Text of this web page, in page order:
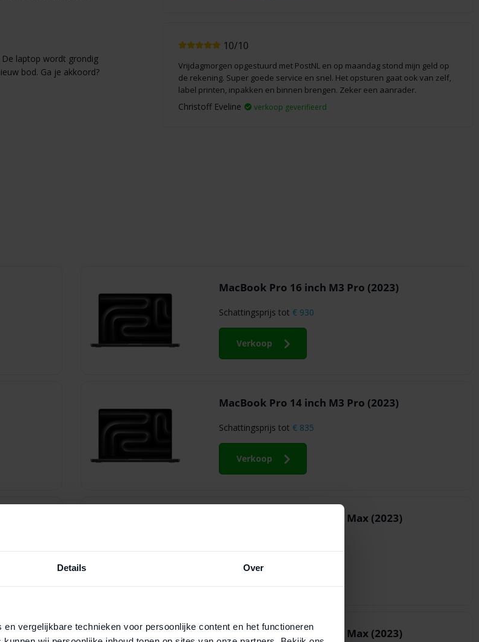
Details Over
vergelijkbare technieken voor persoonlijke content en het functioneren
laptop wordt grondig
bod. Ga je akkoord?
10/10
Vrijdagmorgen opgestuurd met PostNL en op maandag stond mijn geld op
de rekening. Super goede service en snel. Het opsturen gaat ook van zelf,
label printen, inpakken en binnen brengen. Zeker een aanrader.
Christoff Eveline verkoop geverifieerd
MacBook Pro 16 inch M3 Pro (2023)
Schattingsprijs tot € 930
Verkoop
MacBook Pro 14 inch M3 Pro (2023)
Schattingsprijs tot € 835
Verkoop
MacBook Pro 16 inch M2 Max (2023)
Verkoop
MacBook Pro 14 inch M2 Max (2023)